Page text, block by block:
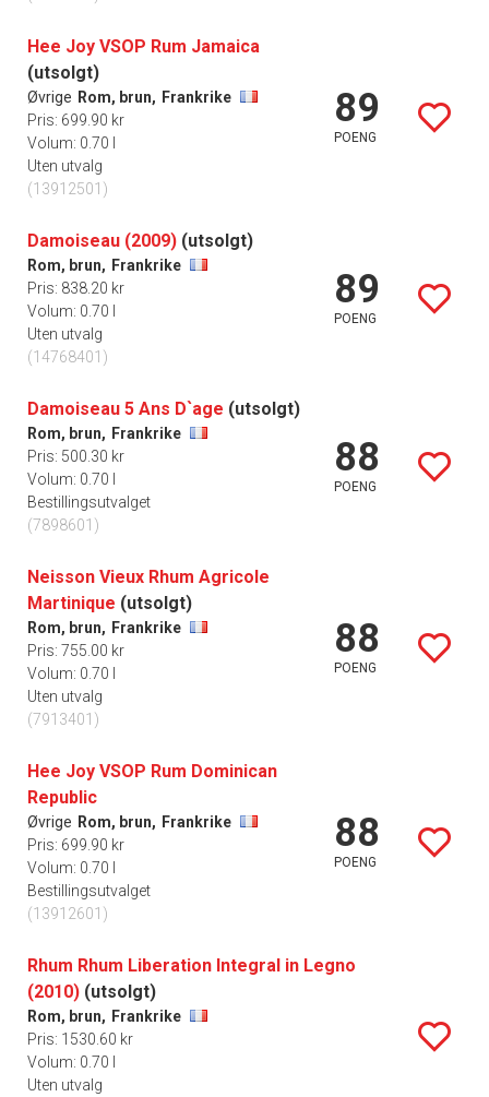
Hee Joy VSOP Rum Jamaica
(utsolgt)
Øvrige Rom, brun, Frankrike
Pris: 699.90 kr
Volum: 0.70 l
Uten utvalg
(13912501)
89
POENG
Damoiseau (2009) (utsolgt)
Rom, brun, Frankrike
Pris: 838.20 kr
Volum: 0.70 l
Uten utvalg
(14768401)
89
POENG
Damoiseau 5 Ans D`age (utsolgt)
Rom, brun, Frankrike
Pris: 500.30 kr
Volum: 0.70 l
Bestillingsutvalget
(7898601)
88
POENG
Neisson Vieux Rhum Agricole
Martinique (utsolgt)
Rom, brun, Frankrike
Pris: 755.00 kr
Volum: 0.70 l
Uten utvalg
(7913401)
88
POENG
Hee Joy VSOP Rum Dominican
Republic
Øvrige Rom, brun, Frankrike
Pris: 699.90 kr
Volum: 0.70 l
Bestillingsutvalget
(13912601)
88
POENG
Rhum Rhum Liberation Integral in Legno
(2010) (utsolgt)
Rom, brun, Frankrike
Pris: 1530.60 kr
Volum: 0.70 l
Uten utvalg